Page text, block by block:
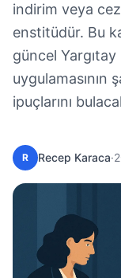
indirim veya
enstitüdür. Bu
güncel
uygulamasının
ipuçlarını
R Recep Karaca·